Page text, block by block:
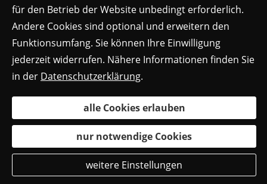
für den Betrieb der Website unbedingt erforderlich.
Andere Cookies sind optional und erweitern den
Funktionsumfang. Sie können Ihre Einwilligung
jederzeit widerrufen. Nähere Informationen finden Sie
in der Datenschutzerklärung.
alle Cookies erlauben
nur notwendige Cookies
weitere Einstellungen